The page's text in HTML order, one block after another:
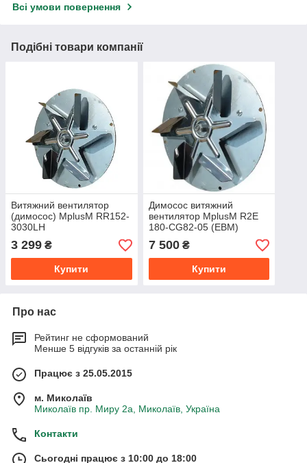
Всі умови повернення
Подібні товари компанії
Витяжний вентилятор
(димосос) MplusM RR152-
3030LH
3 299 ₴
Купити
Димосос витяжний
вентилятор MplusM R2E
180-CG82-05 (EBM)
7 500₴
Купити
Про нас
Рейтинг не сформований
Менше 5 відгуків за останній рік
Працює з 25.05.2015
м. Миколаїв
Миколаїв пр. Миру 2а, Миколаїв, Україна
Контакти
Сьогодні працює з 10:00 до 18:00